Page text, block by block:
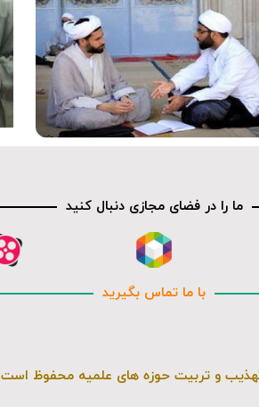
متن کوتاه
ما را در فضای مجازی دنبال کنید
با ما تماس بگیرید
و تربیت حوزه های علمیه محفوظ است